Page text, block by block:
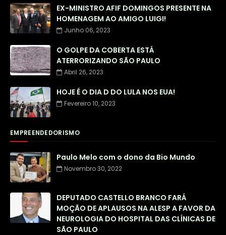
EX-MINISTRO AFIF DOMINGOS PRESENTE NA
HOMENAGEM AO AMIGO LUIGI!
Junho 06, 2023
O GOLPE DA COBERTA ESTÁ
ATERRORIZANDO SÃO PAULO
Abril 26, 2023
HOJE É O DIA D DO LULA NOS EUA!
Fevereiro 10, 2023
EMPREENDEDORISMO
Paulo Melo com o dono da Bio Mundo
Novembro 30, 2022
DEPUTADO CASTELLO BRANCO FARÁ
MOÇÃO DE APLAUSOS NA ALESP A FAVOR DA
NEUROLOGIA DO HOSPITAL DAS CLÍNICAS DE
SÃO PAULO